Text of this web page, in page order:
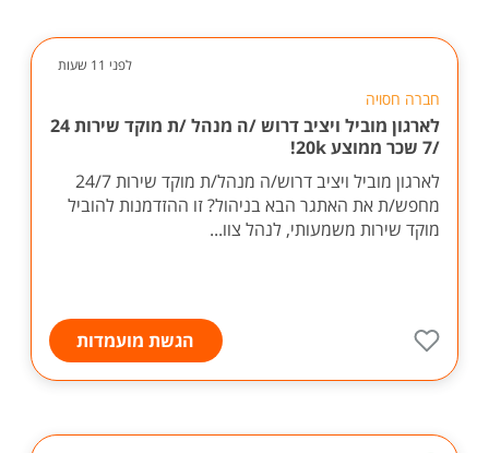
לפני 11 שעות
חברה חסויה
לארגון מוביל ויציב דרוש /ה מנהל /ת מוקד שירות 24
/7 שכר ממוצע 20k!
לארגון מוביל ויציב דרוש/ה מנהל/ת מוקד שירות 24/7
מחפש/ת את האתגר הבא בניהול? זו ההזדמנות להוביל
מוקד שירות משמעותי, לנהל צוו...
הגשת מועמדות